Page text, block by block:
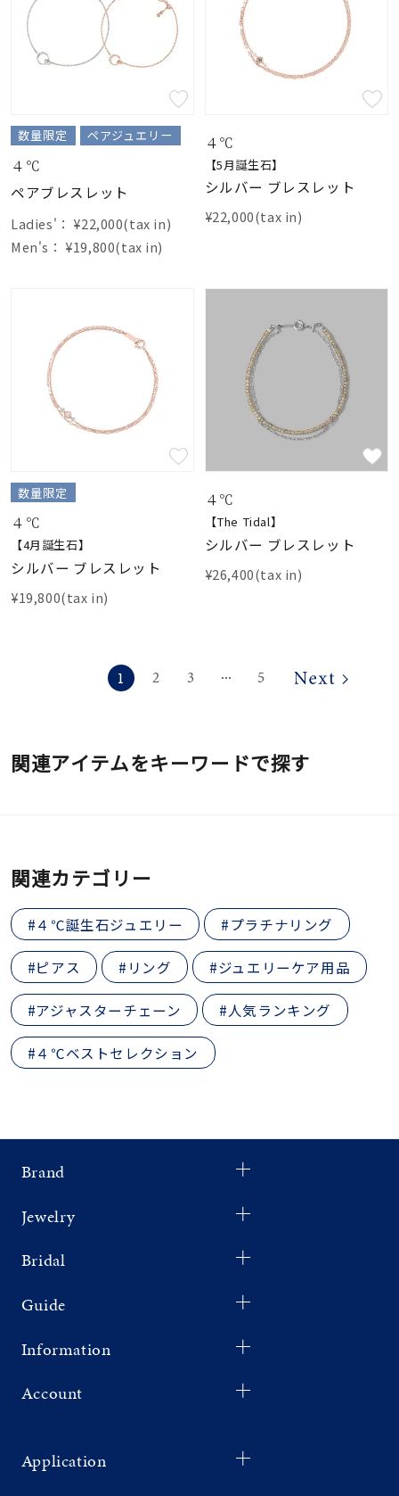
数量限定 ペアジュエリー
４℃
ペアブレスレット
Ladies'： ¥22,000(tax in)
Men's： ¥19,800(tax in)
４℃
【5月誕生石】
シルバー ブレスレット
¥22,000(tax in)
数量限定
４℃
【4月誕生石】
シルバー ブレスレット
¥19,800(tax in)
４℃
【The Tidal】
シルバー ブレスレット
¥26,400(tax in)
1 2 3 ⋯ 5
関連アイテムをキーワードで探す
関連カテゴリー
#４℃誕生石ジュエリー #プラチナリング
#ピアス #リング #ジュエリーケア用品
#アジャスターチェーン #人気ランキング
#４℃ベストセレクション
Brand
Jewelry
Bridal
Guide
Information
Account
Application